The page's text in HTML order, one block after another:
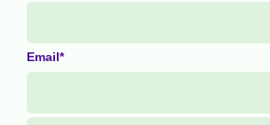
Email*